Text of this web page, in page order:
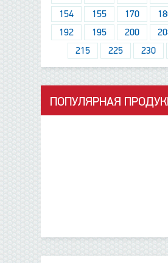
154
155 170
192
195 200
215
225 230
ПОПУЛЯРНАЯ